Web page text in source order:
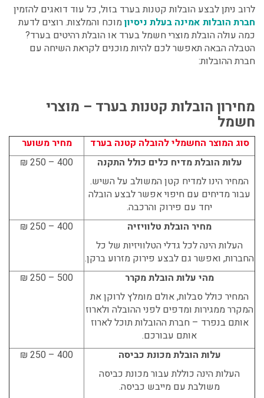
לרוב ניתן לבצע הובלות קטנות בערד בזול, כל עוד דואגים להזמין
חברת הובלות אמינה בעלת ניסיוןמוכח והמלצות. רוצים לדעת
כמה עולה הובלת מוצרי חשמל בערד או הובלת רהיטים בערד?
הטבלה הבאה תאפשר לכם להיות מוכנים לקראת השיחה עם
חברת ההובלות:
מחירון הובלות קטנות בערד – מוצרי
חשמל
סוג המוצר החשמלי להובלה קטנה בערד
מחיר משוער
עלות הובלת מדיח כלים כולל התקנה
המחיר הינו למדיח קטן המשולב על השיש.
עבור מדיחים עם חיפוי אפשר לבצע הובלה
יחד עם פירוק והרכבה.
400 – 250 ₪
מחיר הובלת טלוויזיה
העלות הינה לכל גדלי הטלוויזיות של כל
החברות, ואפשר גם לבצע פירוק מזרוע ברקן.
400 – 250 ₪
מהי עלות הובלת מקרר
המחיר כולל סבלות, אולם מומלץ לרוקן את
המקרר ממגירות ומדפים לפני ההובלה ולארוז
אותם בנפרד – חברת ההובלות תוכל לארוז
אותם עבורכם.
500 – 250 ₪
עלות הובלת מכונת כביסה
העלות הינה כוללת עבור מכונת כביסה
משולבת עם מייבש כביסה.
400 – 250 ₪